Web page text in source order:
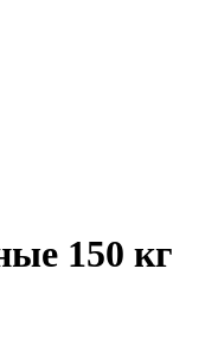
150 кг